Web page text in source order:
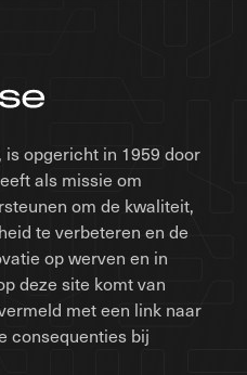
is opgericht in 1959 door
als missie om
om de kwaliteit,
te verbeteren en de
op werven en in
deze site komt van
met een link naar
consequenties bij